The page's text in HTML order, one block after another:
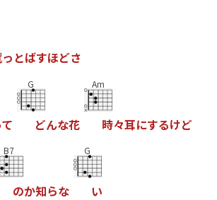
っ とばすほどさ
て
G
どんな花
Am
時々耳にするけど
B7
のか知らな
G
い